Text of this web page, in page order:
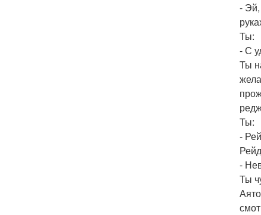
- Эй,
Ты:
- С
Ты
Ты:
-
-
Ты